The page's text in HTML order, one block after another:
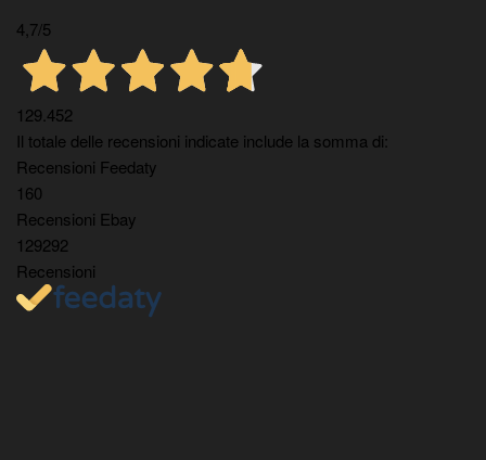
4,7/5
129.452
Il totale delle recensioni indicate include la somma di:
Recensioni Feedaty
160
Recensioni Ebay
129292
Recensioni